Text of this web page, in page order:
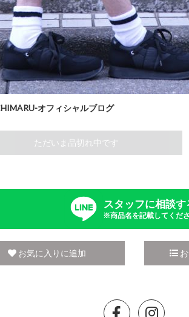
オフィシャルブログ
ただいま品切れ中です
スタッフに相談す
※商品名を記載してくだ
お気に入りに追加 お